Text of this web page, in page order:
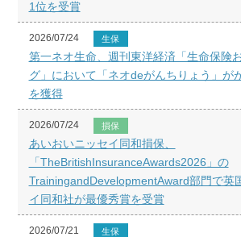
1位を受賞
2026/07/24 生保
第一ネオ生命、週刊東洋経済「生命保険
グ」において「ネオdeがんちりょう」が
を獲得
2026/07/24 損保
あいおいニッセイ同和損保、
「TheBritishInsuranceAwards2026」の
TrainingandDevelopmentAward部門で英
イ同和社が最優秀賞を受賞
2026/07/21 生保